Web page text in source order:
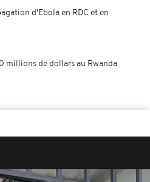
d'Ebola en RDC et en
millions de dollars au Rwanda